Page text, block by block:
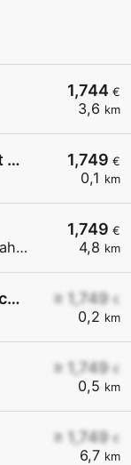
1,744 €
3,6 km
1,749 €
0,1 km
AVIA XPress (unser Service: Luft und Wasser)
1,749 €
4,8 km
Gewerbepark Nord 2 / An Der Autobahnabf. Altlengbach
≥ 1,749 €
0,2 km
OMV - Tausendblum/Neulengbach Tullner Straße 64
≥ 1,749 €
0,5 km
≥ 1,749 €
6,7 km